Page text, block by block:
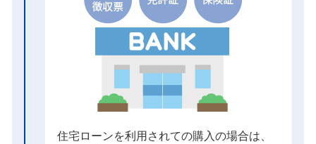
住宅ローンを利用されての購入の場合は、